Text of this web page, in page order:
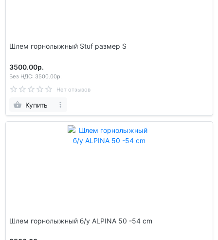
Шлем горнолыжный Stuf размер S
3500.00р.
Без НДС: 3500.00р.
Нет отзывов
Купить
Шлем гoрнолыжный б/у ALPINA 50 -54 cm